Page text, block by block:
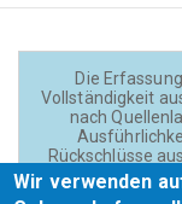
Die
Vollständigkeit
nach
Rückschlüsse
Daten und Texte
angegeben
Wir verwenden